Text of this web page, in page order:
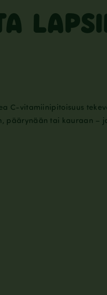
C-vitamiinipitoisuus
päärynään tai kauraan –